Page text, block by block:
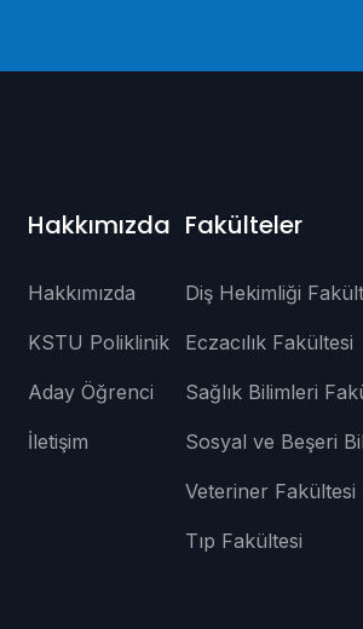
Hakkımızda
Hakkımızda
KSTU Poliklinik
Aday Öğrenci
İletişim
Fakülteler
Diş Hekimliği
Eczacılık Fakültesi
Sağlık Bilimleri
Sosyal ve Beşeri
Veteriner Fakültesi
Tıp Fakültesi